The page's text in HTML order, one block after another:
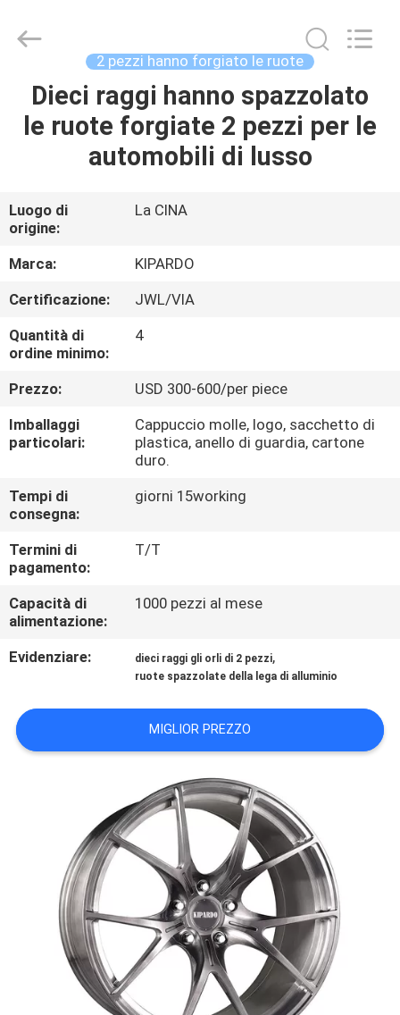
CASA
PRODOTTI
CIRCA
NOI
GIRO
DELLA
FABBRICA
CONTROLLO
DI
CONTATTICI
UNA
CITAZIONE
MAPPA
DEL
PRIVACY
POLICY
Rimax
Industry
Reserved.
2 pezzi hanno forgiato le ruote
Dieci raggi hanno spazzolato
le ruote forgiate 2 pezzi per le
automobili di lusso
Luogo di
origine:
La CINA
Marca:
KIPARDO
Certificazione:
JWL/VIA
Quantità di
ordine minimo:
4
Prezzo:
USD 300-600/per piece
Imballaggi
particolari:
Cappuccio molle, logo, sacchetto di
plastica, anello di guardia, cartone
duro.
Tempi di
consegna:
giorni 15working
Termini di
pagamento:
T/T
Capacità di
alimentazione:
1000 pezzi al mese
Evidenziare: dieci raggi gli orli di 2 pezzi,
ruote spazzolate della lega di alluminio
MIGLIOR PREZZO